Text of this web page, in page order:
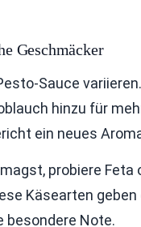
Geschmäcker
Sauce
hinzu für
ein neues
probiere Feta
Käsearten geben
besondere Note.